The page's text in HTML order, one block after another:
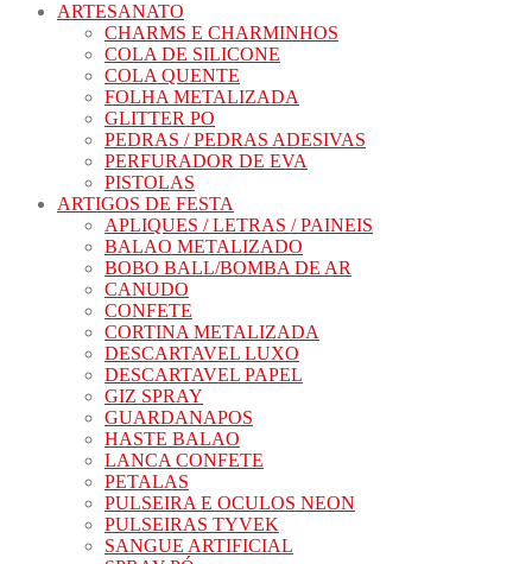
ARTESANATO
CHARMS E CHARMINHOS
COLA DE SILICONE
COLA QUENTE
FOLHA METALIZADA
GLITTER PO
PEDRAS / PEDRAS ADESIVAS
PERFURADOR DE EVA
PISTOLAS
ARTIGOS DE FESTA
APLIQUES / LETRAS / PAINEIS
BALAO METALIZADO
BOBO BALL/BOMBA DE AR
CANUDO
CONFETE
CORTINA METALIZADA
DESCARTAVEL LUXO
DESCARTAVEL PAPEL
GIZ SPRAY
GUARDANAPOS
HASTE BALAO
LANCA CONFETE
PETALAS
PULSEIRA E OCULOS NEON
PULSEIRAS TYVEK
SANGUE ARTIFICIAL